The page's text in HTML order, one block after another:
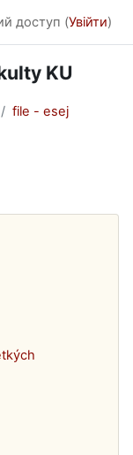
доступ (Увійти)
KU
file - esej